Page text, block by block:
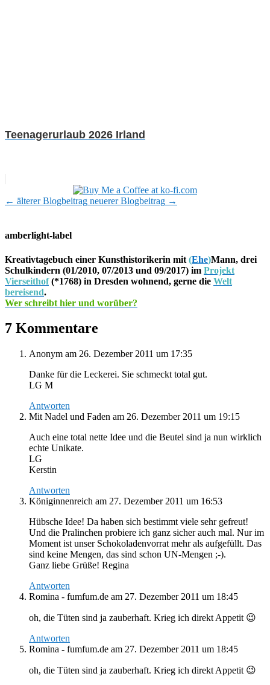
Teenagerurlaub 2026 Irland
← älterer Blogbeitrag neuerer Blogbeitrag →
amberlight-label
Kreativtagebuch einer Kunsthistorikerin mit (Ehe)Mann, drei
Schulkindern (01/2010, 07/2013 und 09/2017) im Projekt
Vierseithof(*1768) in Dresden wohnend, gerne die Welt
bereisend.
Wer schreibt hier und worüber?
7 Kommentare
Anonym am 26. Dezember 2011 um 17:35
Danke für die Leckerei. Sie schmeckt total gut.
LG M
Antworten
Mit Nadel und Faden am 26. Dezember 2011 um 19:15
Auch eine total nette Idee und die Beutel sind ja nun wirklich
echte Unikate.
LG
Kerstin
Antworten
Königinnenreich am 27. Dezember 2011 um 16:53
Hübsche Idee! Da haben sich bestimmt viele sehr gefreut!
Und die Pralinchen probiere ich ganz sicher auch mal. Nur im
Moment ist unser Schokoladenvorrat mehr als aufgefüllt. Das
sind keine Mengen, das sind schon UN-Mengen ;-).
Ganz liebe Grüße! Regina
Antworten
Romina - fumfum.de am 27. Dezember 2011 um 18:45
oh, die Tüten sind ja zauberhaft. Krieg ich direkt Appetit 😉
Antworten
Romina - fumfum.de am 27. Dezember 2011 um 18:45
oh, die Tüten sind ja zauberhaft. Krieg ich direkt Appetit 😉